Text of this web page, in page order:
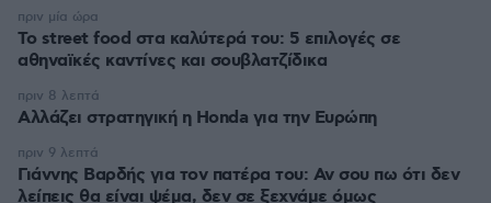
Το street food στα καλύτερά του: 5 επιλογές σε
αθηναϊκές καντίνες και σουβλατζίδικα
πριν μία ώρα
Αλλάζει στρατηγική η Honda για την Ευρώπη
πριν 8 λεπτά
Γιάννης Βαρδής για τον πατέρα του: Αν σου πω ότι δεν
λείπεις θα είναι ψέμα, δεν σε ξεχνάμε όμως
πριν 9 λεπτά